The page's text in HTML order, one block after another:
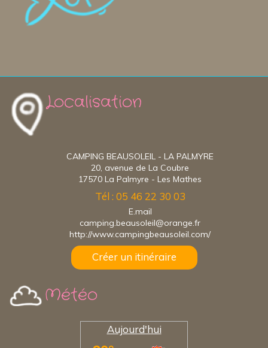
Localisation
CAMPING BEAUSOLEIL - LA PALMYRE
20, avenue de La Coubre
17570 La Palmyre - Les Mathes
Tél : 05 46 22 30 03
E.mail
camping.beausoleil@orange.fr
http://www.campingbeausoleil.com/
Créer un itinéraire
Météo
Aujourd'hui